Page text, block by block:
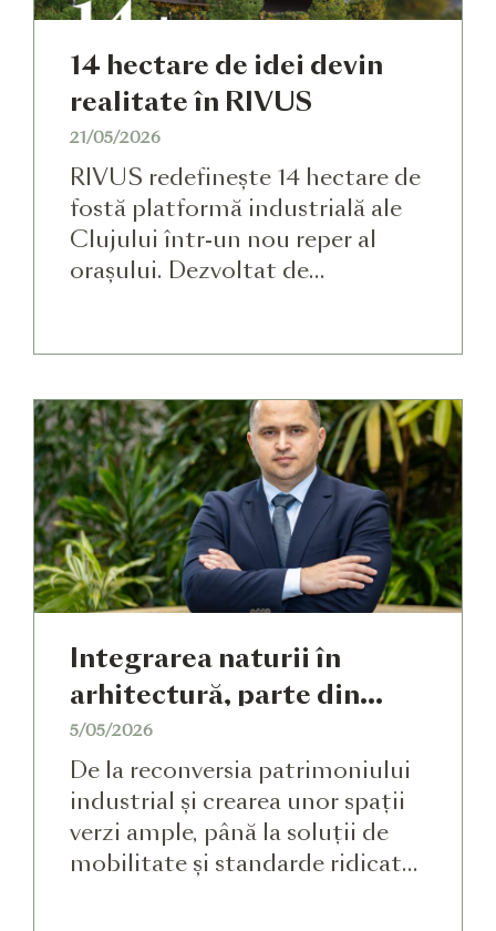
14 hectare de idei devin
realitate în RIVUS
21/05/2026
RIVUS redefinește 14 hectare de
fostă platformă industrială ale
Clujului într-un nou reper al
orașului. Dezvoltat de
investiție de 550 de milioane de
euro și propune un spațiu viu,
deschis comunității, unde
natura, shoppingul, cultura și
timpul liber se împletesc firesc.
Gândit împreună cu biroul
internațional de […]
Integrarea naturii în
arhitectură, parte din
filozofia RIVUS – „un
cartier urban inovator,
eficient energetic, verde și
orientat spre bunăstarea
generațiilor actuale și
5/05/2026
De la reconversia patrimoniului
industrial și crearea unor spații
verzi ample, până la soluții de
mobilitate și standarde ridicate